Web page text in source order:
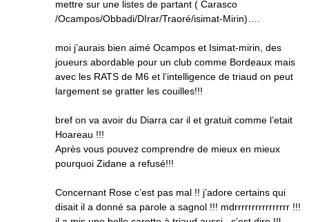
mettre sur une listes de partant ( Carasco
/Ocampos/Obbadi/DIrar/Traoré/isimat-Mirin)….
moi j’aurais bien aimé Ocampos et Isimat-mirin, des
joueurs abordable pour un club comme Bordeaux mais
avec les RATS de M6 et l’intelligence de triaud on peut
largement se gratter les couilles!!!
bref on va avoir du Diarra car il et gratuit comme l’etait
Hoareau !!!
Après vous pouvez comprendre de mieux en mieux
pourquoi Zidane a refusé!!!
Concernant Rose c’est pas mal !! j’adore certains qui
disait il a donné sa parole a sagnol !!! mdrrrrrrrrrrrrrrrr !!!